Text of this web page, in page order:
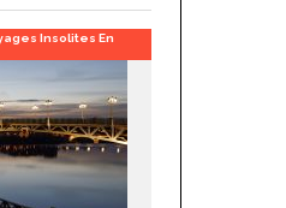
Insolites En